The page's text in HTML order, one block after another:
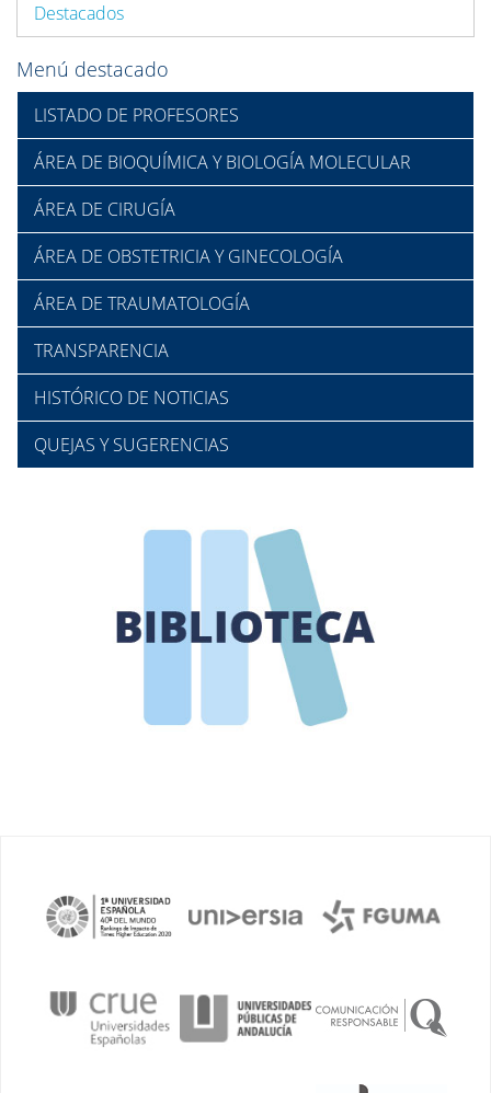
Destacados
Menú destacado
LISTADO DE PROFESORES
ÁREA DE BIOQUÍMICA Y BIOLOGÍA MOLECULAR
ÁREA DE CIRUGÍA
ÁREA DE OBSTETRICIA Y GINECOLOGÍA
ÁREA DE TRAUMATOLOGÍA
TRANSPARENCIA
HISTÓRICO DE NOTICIAS
QUEJAS Y SUGERENCIAS